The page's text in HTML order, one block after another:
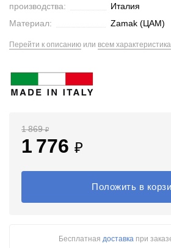
производства:
Италия
Материал:
Zamak (ЦАМ)
Перейти к описанию или всем
1 869₽
1 776 ₽
Положить в
Бесплатная доставкапри